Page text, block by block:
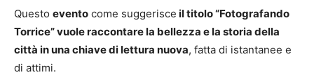
Questo evento come suggerisce il titolo “Fotografando
Torrice” vuole raccontare la bellezza e la storia della
città in una chiave di lettura nuova, fatta di istantanee e
di attimi.